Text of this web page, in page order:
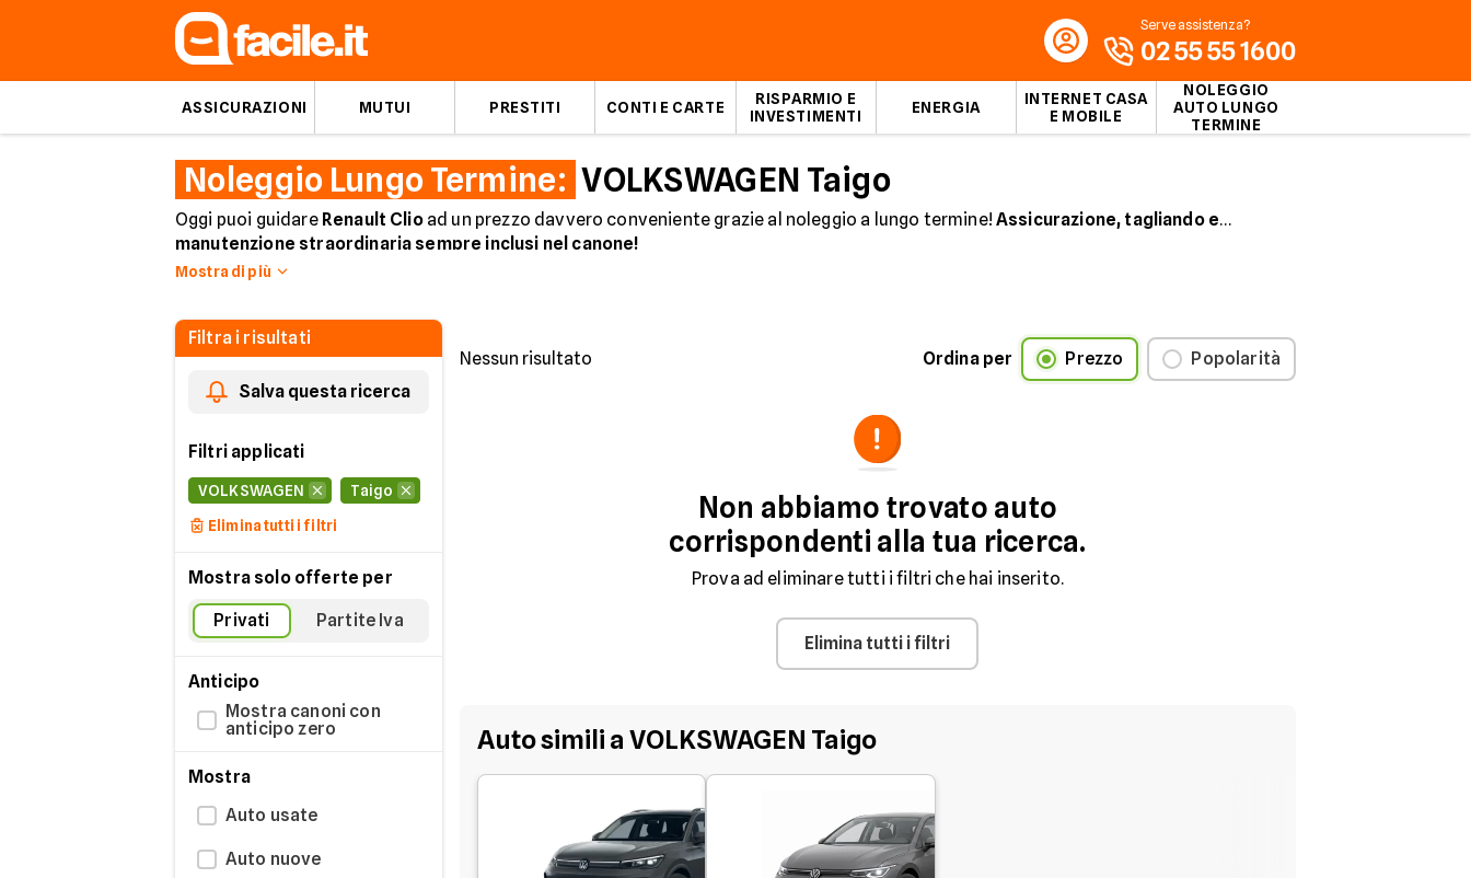
ASSICURAZIONI MUTUI PRESTITI CONTI E CARTE
RISPARMIO E
INVESTIMENTI
ENERGIA
INTERNET CASA
E MOBILE
NOLEGGIO
AUTO LUNGO
TERMINE
Serve assistenza?
02 55 55 1600
Noleggio Lungo Termine: VOLKSWAGEN Taigo
Oggi puoi guidare Renault Clioad un prezzo davvero conveniente grazie al noleggio a lungo termine! Assicurazione, tagliando e
manutenzione straordinaria sempre inclusi nel canone!
Mostra di più
Filtra i risultati
Salva questa ricerca
Filtri applicati
VOLKSWAGEN
Taigo
Elimina tutti i filtri
Mostra solo offerte per
Privati Partite Iva
Anticipo
Mostra canoni con
anticipo zero
Mostra
Auto usate
Auto nuove
Nessun risultato Ordina per Prezzo Popolarità
Non abbiamo trovato auto
corrispondenti alla tua ricerca.
Prova ad eliminare tutti i filtri che hai inserito.
Elimina tutti i filtri
Auto simili a VOLKSWAGEN Taigo